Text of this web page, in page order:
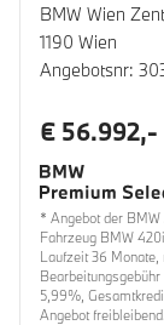
BMW Wien
1190 Wien
Angebotsnr:
€ 56.992,-
* Angebot der
Fahrzeug BMW
Laufzeit 36
5,99%,
Angebot